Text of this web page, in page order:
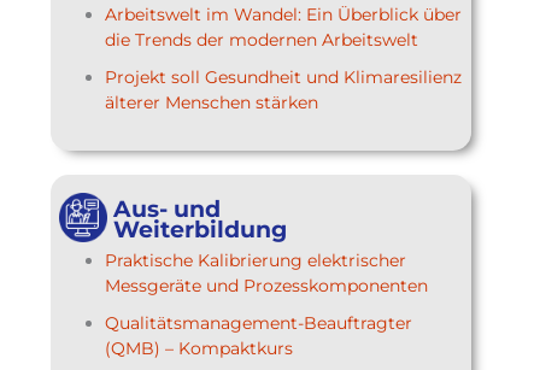
Arbeitswelt im Wandel: Ein Überblick über
die Trends der modernen Arbeitswelt
Projekt soll Gesundheit und Klimaresilienz
älterer Menschen stärken
Aus- und
Weiterbildung
Praktische Kalibrierung elektrischer
Messgeräte und Prozesskomponenten
Qualitätsmanagement-Beauftragter
(QMB) – Kompaktkurs